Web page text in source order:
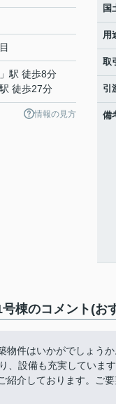
」駅 徒歩8分
駅 徒歩27分
情報の見方
国
用
取
引
備
のコメント(お
物件はいかがでしょう
、設備も充実していま
紹介しております。ご